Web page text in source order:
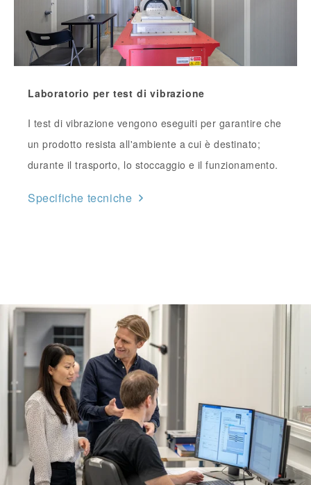
Laboratorio per test di vibrazione
I test di vibrazione vengono eseguiti per garantire che
un prodotto resista all'ambiente a cui è destinato;
durante il trasporto, lo stoccaggio e il funzionamento.
Specifiche tecniche